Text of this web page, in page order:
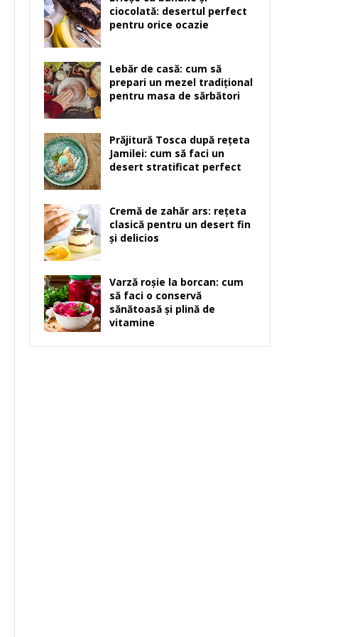
ciocolată: desertul perfect
pentru orice ocazie
Lebăr de casă: cum să
prepari un mezel tradițional
pentru masa de sărbători
Prăjitură Tosca după rețeta
Jamilei: cum să faci un
desert stratificat perfect
Cremă de zahăr ars: rețeta
clasică pentru un desert fin
și delicios
Varză roșie la borcan: cum
să faci o conservă
sănătoasă și plină de
vitamine